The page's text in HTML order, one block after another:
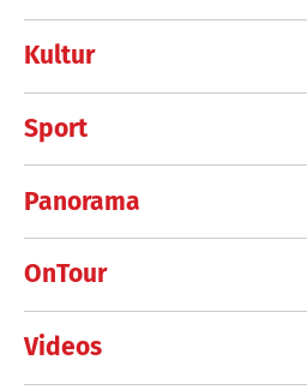
Kultur
Sport
Panorama
OnTour
Videos